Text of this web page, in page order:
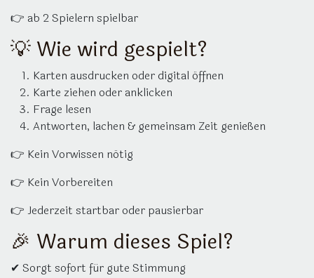
👉 ab 2 Spielern spielbar
💡 Wie wird gespielt?
Karten ausdrucken oder digital öffnen
Karte ziehen oder anklicken
Frage lesen
Antworten, lachen & gemeinsam Zeit genießen
👉 Kein Vorwissen nötig
👉 Kein Vorbereiten
👉 Jederzeit startbar oder pausierbar
🎉 Warum dieses Spiel?
✔ Sorgt sofort für gute Stimmung